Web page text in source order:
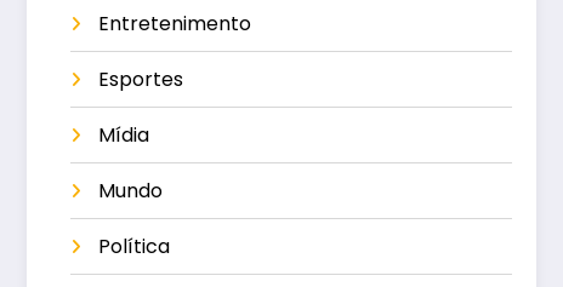
Entretenimento
Esportes
Mídia
Mundo
Política